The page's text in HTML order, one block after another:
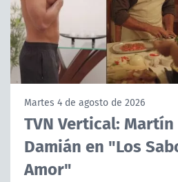
PROGRAMAS
TELESERIES
ACTUALIDAD Y TENDENCIAS
CORPORATIVO Y TRANSPARENCIA
Martes 4 de agosto de 2026
TVN Vertical: Martín
Damián en "Los
Amor"